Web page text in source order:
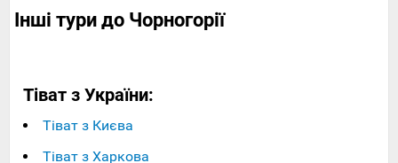
Інші тури до Чорногорії
Тіват з України:
Тіват з Києва
Тіват з Харкова